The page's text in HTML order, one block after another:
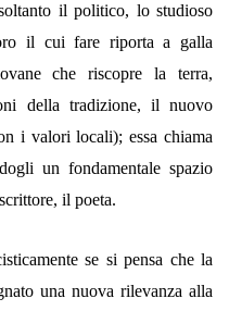
il politico, lo studioso
il cui fare riporta a galla
che riscopre la terra,
della tradizione, il nuovo
i valori locali); essa chiama
un fondamentale spazio
il poeta.
se si pensa che la
una nuova rilevanza alla